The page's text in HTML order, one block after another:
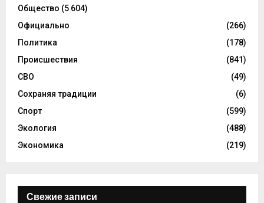
Общество (5 604)
Официально
(266)
Политика
(178)
Происшествия
(841)
СВО
(49)
Сохраняя традиции
(6)
Спорт
(599)
Экология
(488)
Экономика
(219)
Свежие записи